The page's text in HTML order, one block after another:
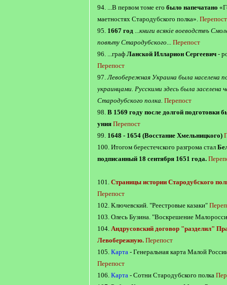
94. ...В первом томе его было напечатано
маетностях Стародубского полка». Перепост
95. 1667 год ...книги всякіе воеводствъ
повѣту Стародубского... Перепост
96. ...граф Ланской Илларион Сергеевич -
Перепост
97.Левобережная Украина была населена
украинцами. Русскими здесь была заселена
Стародубского полка. Перепост
98. В 1569 году после долгой подготовки
уния Перепост
99. 1648 - 1654 (Восстание Хмельницкого)
100. Итогом берестечского разгрома стал
подписанный 18 сентября 1651 года.
101. Страницы истории Стародубского
Перепост
102. Ключевский. "Реестровые казаки"
103. Олесь Бузина. "Воскрешение
104. Андрусовский договор "разделил"
Левобережную. Перепост
105. Карта - Генеральная карта Малой
Перепост
106. Карта - Сотни Стародубского полка